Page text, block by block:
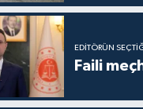
EDITÖRÜN
Faili